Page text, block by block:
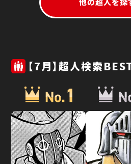
【7月】超人検索